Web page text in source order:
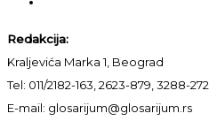
Redakcija:
Kraljevića Marka 1, Beograd
Tel: 011/2182-163, 2623-879, 3288-272
E-mail: glosarijum@glosarijum.rs